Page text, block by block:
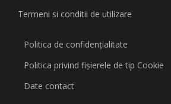
Termeni si conditii de utilizare
Politica de confidențialitate
Politica privind fişierele de tip Cookie
Date contact